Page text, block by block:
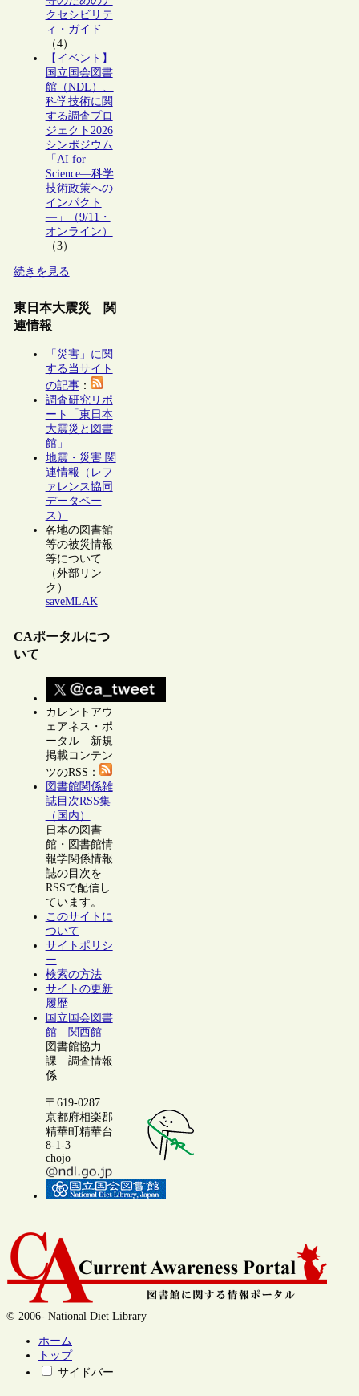
クセシビリテ
ィ・ガイド
（4）
【イベント】
国立国会図書
館（NDL）、
科学技術に関
する調査プロ
ジェクト2026
シンポジウム
「AI for
Science―科学
技術政策への
インパクト
―」（9/11・
オンライン）
（3）
続きを見る
東日本大震災 関
連情報
「災害」に関
する当サイト
の記事：
調査研究リポ
ート「東日本
大震災と図書
館」
地震・災害 関
連情報（レフ
ァレンス協同
データベー
ス）
各地の図書館
等の被災情報
等について
（外部リン
ク）
saveMLAK
CAポータルにつ
いて
カレントアウ
ェアネス・ポ
ータル 新規
掲載コンテン
ツのRSS：
図書館関係雑
誌目次RSS集
（国内）
日本の図書
館・図書館情
報学関係情報
誌の目次を
RSSで配信し
ています。
このサイトに
ついて
サイトポリシ
ー
検索の方法
サイトの更新
履歴
国立国会図書
館 関西館
図書館協力
課 調査情報
係
〒619-0287
京都府相楽郡
精華町精華台
8-1-3
chojo
© 2006- National Diet Library
ホーム
トップ
サイドバー